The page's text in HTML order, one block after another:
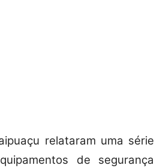
relataram uma série
de segurança